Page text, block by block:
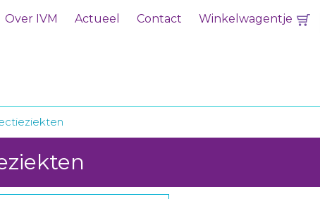
Over IVM Actueel Contact Winkelwagentje